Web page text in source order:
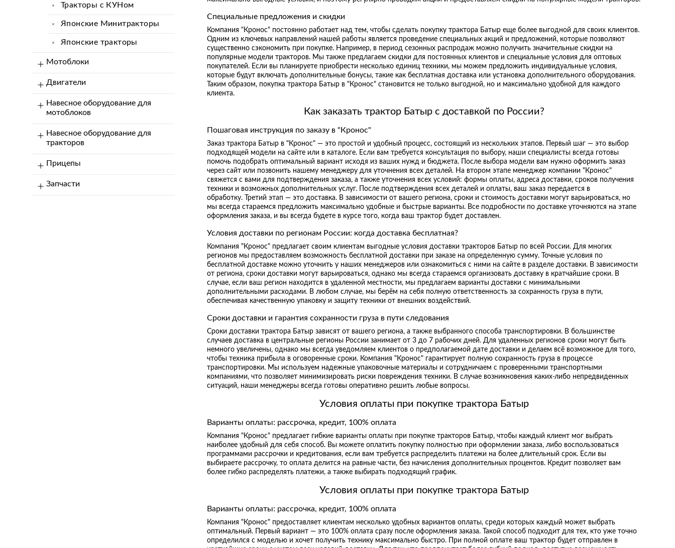
Тракторы с КУНом
Японские Минитракторы
Японские тракторы
Мотоблоки
Двигатели
Навесное оборудование для
мотоблоков
Навесное оборудование для
тракторов
Прицепы
Запчасти
Специальные предложения и скидки
Компания "Кронос" постоянно работает над тем, чтобы сделать покупку трактора Батыр еще более выгодной для своих клиентов.
Одним из ключевых направлений нашей работы является проведение специальных акций и предложений, которые позволяют
существенно сэкономить при покупке. Например, в период сезонных распродаж можно получить значительные скидки на
популярные модели тракторов. Мы также предлагаем скидки для постоянных клиентов и специальные условия для оптовых
покупателей. Если вы планируете приобрести несколько единиц техники, мы можем предложить индивидуальные условия,
которые будут включать дополнительные бонусы, такие как бесплатная доставка или установка дополнительного оборудования.
Таким образом, покупка трактора Батыр в "Кронос" становится не только выгодной, но и максимально удобной для каждого
клиента.
Как заказать трактор Батыр с доставкой по России?
Пошаговая инструкция по заказу в "Кронос"
Заказ трактора Батыр в "Кронос" — это простой и удобный процесс, состоящий из нескольких этапов. Первый шаг — это выбор
подходящей модели на сайте или в каталоге. Если вам требуется консультация по выбору, наши специалисты всегда готовы
помочь подобрать оптимальный вариант исходя из ваших нужд и бюджета. После выбора модели вам нужно оформить заказ
через сайт или позвонить нашему менеджеру для уточнения всех деталей. На втором этапе менеджер компании "Кронос"
свяжется с вами для подтверждения заказа, а также уточнения всех условий: формы оплаты, адреса доставки, сроков получения
техники и возможных дополнительных услуг. После подтверждения всех деталей и оплаты, ваш заказ передается в
обработку. Третий этап — это доставка. В зависимости от вашего региона, сроки и стоимость доставки могут варьироваться, но
мы всегда стараемся предложить максимально удобные и быстрые варианты. Все подробности по доставке уточняются на этапе
оформления заказа, и вы всегда будете в курсе того, когда ваш трактор будет доставлен.
Условия доставки по регионам России: когда доставка бесплатная?
Компания "Кронос" предлагает своим клиентам выгодные условия доставки тракторов Батыр по всей России. Для многих
регионов мы предоставляем возможность бесплатной доставки при заказе на определенную сумму. Точные условия по
бесплатной доставке можно уточнить у наших менеджеров или ознакомиться с ними на сайте в разделе доставки. В зависимости
от региона, сроки доставки могут варьироваться, однако мы всегда стараемся организовать доставку в кратчайшие сроки. В
случае, если ваш регион находится в удаленной местности, мы предлагаем варианты доставки с минимальными
дополнительными расходами. В любом случае, мы берём на себя полную ответственность за сохранность груза в пути,
обеспечивая качественную упаковку и защиту техники от внешних воздействий.
Сроки доставки и гарантия сохранности груза в пути следования
Сроки доставки трактора Батыр зависят от вашего региона, а также выбранного способа транспортировки. В большинстве
случаев доставка в центральные регионы России занимает от 3 до 7 рабочих дней. Для удаленных регионов сроки могут быть
немного увеличены, однако мы всегда уведомляем клиентов о предполагаемой дате доставки и делаем всё возможное для того,
чтобы техника прибыла в оговоренные сроки. Компания "Кронос" гарантирует полную сохранность груза в процессе
транспортировки. Мы используем надежные упаковочные материалы и сотрудничаем с проверенными транспортными
компаниями, что позволяет минимизировать риски повреждения техники. В случае возникновения каких-либо непредвиденных
ситуаций, наши менеджеры всегда готовы оперативно решить любые вопросы.
Условия оплаты при покупке трактора Батыр
Варианты оплаты: рассрочка, кредит, 100% оплата
Компания "Кронос" предлагает гибкие варианты оплаты при покупке тракторов Батыр, чтобы каждый клиент мог выбрать
наиболее удобный для себя способ. Вы можете оплатить покупку полностью при оформлении заказа, либо воспользоваться
программами рассрочки и кредитования, если вам требуется распределить платежи на более длительный срок. Если вы
выбираете рассрочку, то оплата делится на равные части, без начисления дополнительных процентов. Кредит позволяет вам
более гибко распределять платежи, а также выбирать подходящий график.
Условия оплаты при покупке трактора Батыр
Варианты оплаты: рассрочка, кредит, 100% оплата
Компания "Кронос" предоставляет клиентам несколько удобных вариантов оплаты, среди которых каждый может выбрать
оптимальный. Первый вариант — это 100% оплата сразу после оформления заказа. Такой способ подходит для тех, кто уже точно
определился с моделью и хочет получить технику максимально быстро. При полной оплате ваш трактор будет отправлен в